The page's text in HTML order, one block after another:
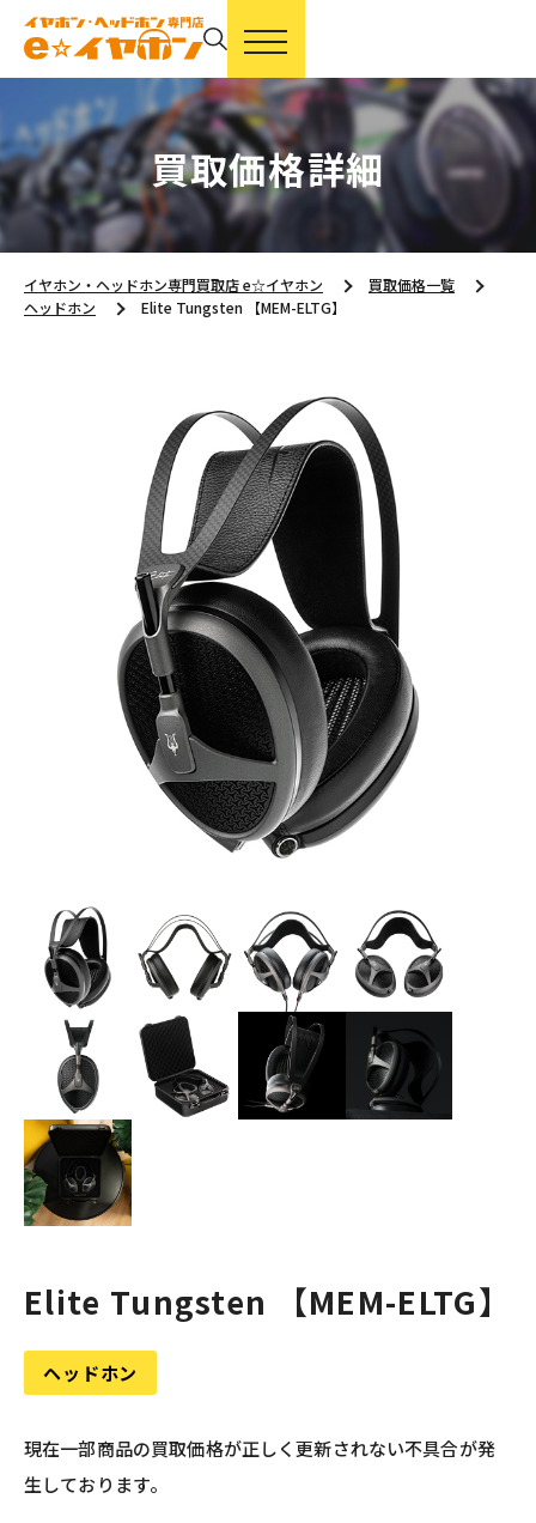
買取価格詳細
イヤホン・ヘッドホン専門買取店 e☆イヤホン
買取価格一覧
ヘッドホン
Elite Tungsten 【MEM-ELTG】
Elite Tungsten 【MEM-ELTG】
ヘッドホン
現在一部商品の買取価格が正しく更新されない不具合が発
生しております。